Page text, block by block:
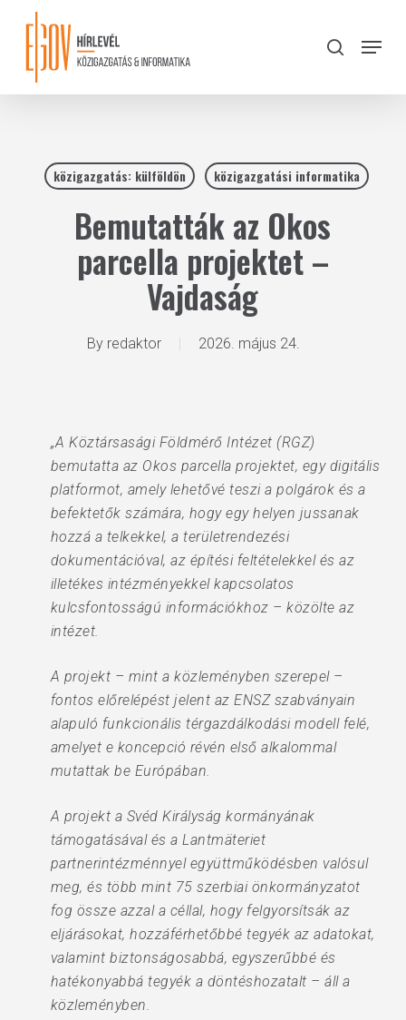
content
search
Menu
közigazgatás: külföldön közigazgatási informatika
Bemutatták az Okos
parcella projektet –
Vajdaság
By redaktor 2026. május 24.
„A Köztársasági Földmérő Intézet (RGZ)
bemutatta az Okos parcella projektet, egy digitális
platformot, amely lehetővé teszi a polgárok és a
befektetők számára, hogy egy helyen jussanak
hozzá a telkekkel, a területrendezési
dokumentációval, az építési feltételekkel és az
illetékes intézményekkel kapcsolatos
kulcsfontosságú információkhoz – közölte az
intézet.
A projekt – mint a közleményben szerepel –
fontos előrelépést jelent az ENSZ szabványain
alapuló funkcionális térgazdálkodási modell felé,
amelyet e koncepció révén első alkalommal
mutattak be Európában.
A projekt a Svéd Királyság kormányának
támogatásával és a Lantmäteriet
partnerintézménnyel együttműködésben valósul
meg, és több mint 75 szerbiai önkormányzatot
fog össze azzal a céllal, hogy felgyorsítsák az
eljárásokat, hozzáférhetőbbé tegyék az adatokat,
valamint biztonságosabbá, egyszerűbbé és
hatékonyabbá tegyék a döntéshozatalt – áll a
közleményben.
Close